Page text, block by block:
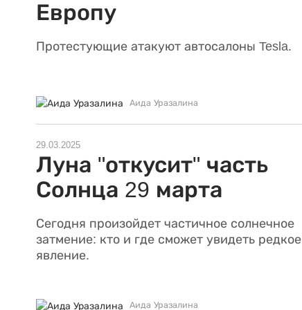
Европу
Протестующие атакуют автосалоны Tesla.
Аида Уразалина
29.03.2025
Луна "откусит" часть
Солнца 29 марта
Сегодня произойдет частичное солнечное
затмение: кто и где сможет увидеть редкое
явление.
Аида Уразалина